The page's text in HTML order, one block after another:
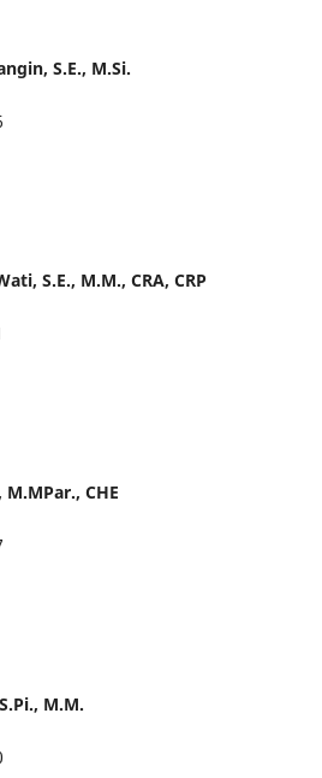
S.E., M.Si.
S.E., M.M., CRA, CRP
CHE
M.M.